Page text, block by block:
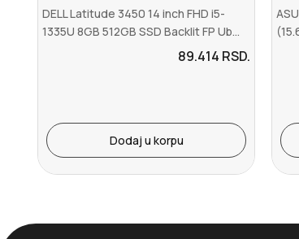
DELL Latitude 3450 14 inch FHD i5-
1335U 8GB 512GB SSD Backlit FP Ub...
89.414 RSD.
Dodaj u korpu